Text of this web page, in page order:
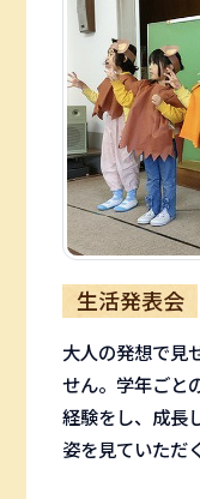
生活発表会
大人の発想で見
せん。学年ごと
経験をし、成長
姿を見ていただ